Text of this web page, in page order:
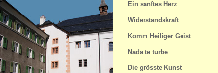
Ein sanftes Herz
Widerstandskraft
Komm Heiliger Geist
Nada te turbe
Die grösste Kunst